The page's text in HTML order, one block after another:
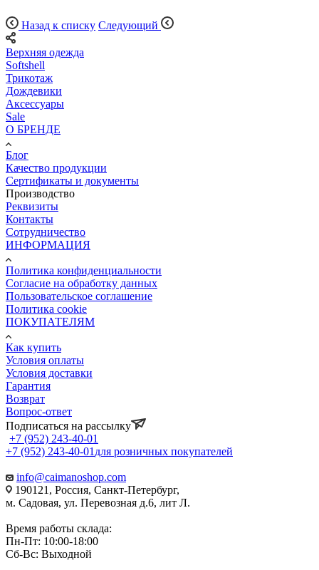
Назад к списку Следующий
Верхняя одежда
Softshell
Трикотаж
Дождевики
Аксессуары
Sale
О БРЕНДЕ
Блог
Качество продукции
Сертификаты и документы
Производство
Реквизиты
Контакты
Сотрудничество
ИНФОРМАЦИЯ
Политика конфиденциальности
Согласие на обработку данных
Пользовательское соглашение
Политика cookie
ПОКУПАТЕЛЯМ
Как купить
Условия оплаты
Условия доставки
Гарантия
Возврат
Вопрос-ответ
Подписаться на рассылку
+7 (952) 243-40-01
+7 (952) 243-40-01 для розничных покупателей
info@caimanoshop.com
190121, Россия, Санкт-Петербург,
м. Садовая, ул. Перевозная д.6, лит Л.
Время работы склада:
Пн-Пт: 10:00-18:00
Сб-Вс: Выходной